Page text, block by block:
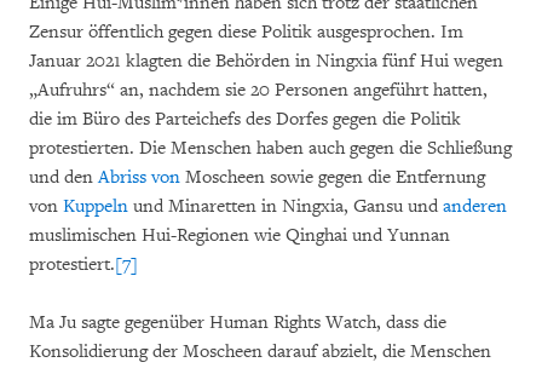
Zensur öffentlich gegen diese Politik ausgesprochen. Im
Januar 2021 klagten die Behörden in Ningxia fünf Hui wegen
„Aufruhrs“ an, nachdem sie 20 Personen angeführt hatten,
die im Büro des Parteichefs des Dorfes gegen die Politik
protestierten. Die Menschen haben auch gegen die Schließung
und denAbriss von Moscheen sowie gegen die Entfernung
von Kuppeln und Minaretten in Ningxia, Gansu und anderen
muslimischen Hui-Regionen wie Qinghai und Yunnan
protestiert.[7]
Ma Ju sagte gegenüber Human Rights Watch, dass die
Konsolidierung der Moscheen darauf abzielt, die Menschen